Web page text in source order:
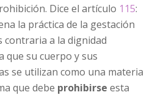
Dice el artículo 115:
la práctica de la gestación
contraria a la dignidad
que su cuerpo y sus
se utilizan como una materia
que debe prohibirse esta